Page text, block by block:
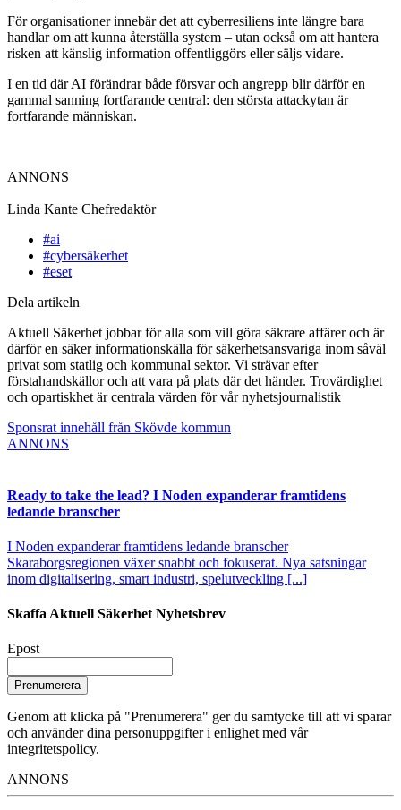
För organisationer innebär det att cyberresiliens inte längre bara
handlar om att kunna återställa system – utan också om att hantera
risken att känslig information offentliggörs eller säljs vidare.
I en tid där AI förändrar både försvar och angrepp blir därför en
gammal sanning fortfarande central: den största attackytan är
fortfarande människan.
ANNONS
Linda Kante Chefredaktör
#ai
#cybersäkerhet
#eset
Dela artikeln
Aktuell Säkerhet jobbar för alla som vill göra säkrare affärer och är
därför en säker informationskälla för säkerhetsansvariga inom såväl
privat som statlig och kommunal sektor. Vi strävar efter
förstahandskällor och att vara på plats där det händer. Trovärdighet
och opartiskhet är centrala värden för vår nyhetsjournalistik
Sponsrat innehåll från Skövde kommun
ANNONS
Ready to take the lead? I Noden expanderar framtidens
ledande branscher
I Noden expanderar framtidens ledande branscher
Skaraborgsregionen växer snabbt och fokuserat. Nya satsningar
inom digitalisering, smart industri, spelutveckling [...]
Skaffa Aktuell Säkerhet Nyhetsbrev
Epost
Prenumerera
Genom att klicka på "Prenumerera" ger du samtycke till att vi sparar
och använder dina personuppgifter i enlighet med vår
integritetspolicy.
ANNONS